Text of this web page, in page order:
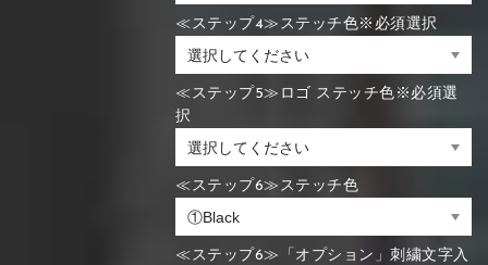
≪ステップ4≫ステッチ色※必須選択
≪ステップ5≫ロゴ ステッチ色※必須選
択
≪ステップ6≫ステッチ色
≪ステップ6≫「オプション」刺繍文字入